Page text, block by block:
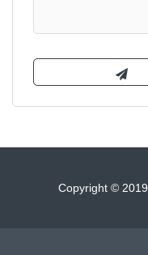
Copyright © 2019